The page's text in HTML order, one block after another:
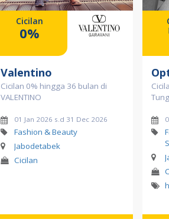
Cicilan
0%
Valentino
Cicilan 0% hingga 36 bulan di
VALENTINO
01 Jan 2026 s.d 31 Dec 2026
Fashion & Beauty
Jabodetabek
Cicilan